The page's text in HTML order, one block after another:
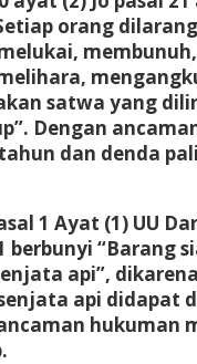
orang
satwa yang
Dengan
dan denda
1 Ayat (1) UU
berbunyi “Barang
api”,
api didapat
hukuman